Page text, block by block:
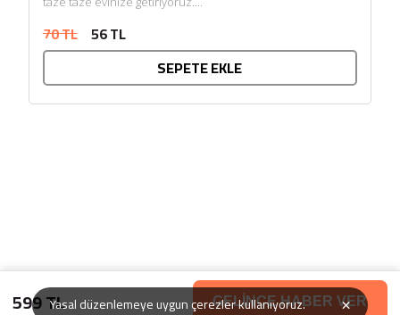
599 TL GELİNCE HABER VER
70 TL 56 TL
SEPETE EKLE
Yasal düzenlemeye uygun çerezler kullanıyoruz. ×